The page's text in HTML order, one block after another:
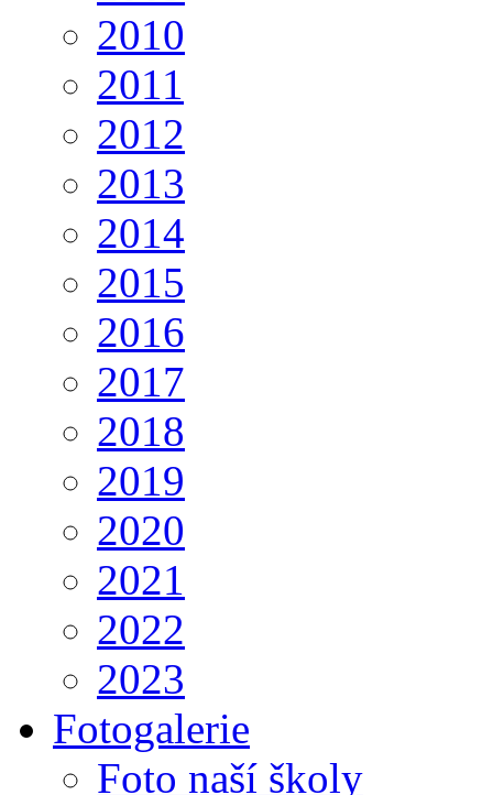
2010
2011
2012
2013
2014
2015
2016
2017
2018
2019
2020
2021
2022
2023
Fotogalerie
Foto naší školy